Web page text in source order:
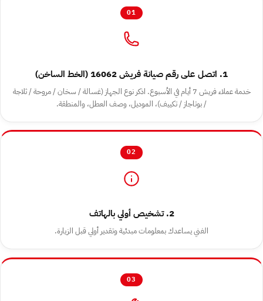
01
1. اتصل على رقم صيانة فريش 16062 (الخط الساخن)
خدمة عملاء فريش 7 أيام في الأسبوع. اذكر نوع الجهاز (غسالة / سخان / مروحة / ثلاجة
/ بوتاجاز / تكييف)، الموديل، وصف العطل، والمنطقة.
02
2. تشخيص أولي بالهاتف
الفني يساعدك بمعلومات مبدئية وتقدير أولي قبل الزيارة.
03